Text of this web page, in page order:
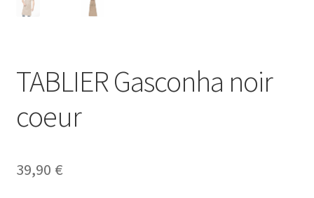
TABLIER Gasconha noir
coeur
39,90 €